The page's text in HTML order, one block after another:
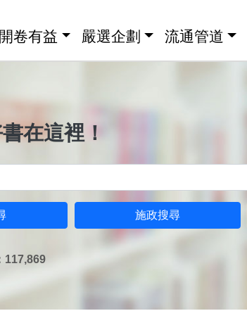
卷有益 嚴選企劃 流通管道
在這裡！
施政搜尋
117,869